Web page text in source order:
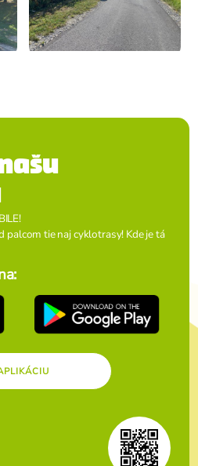
palcom tie naj cyklotrasy! Kde je tá